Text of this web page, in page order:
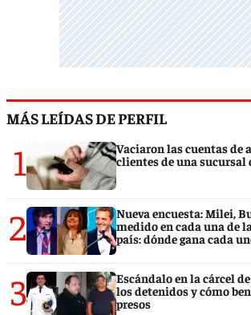
MÁS LEÍDAS DE PERFIL
1
Vaciaron las cuentas de
clientes de una sucursal
2
Nueva encuesta: Milei,
medido en cada una de
país: dónde gana cada
3
Escándalo en la cárcel
los detenidos y cómo
presos